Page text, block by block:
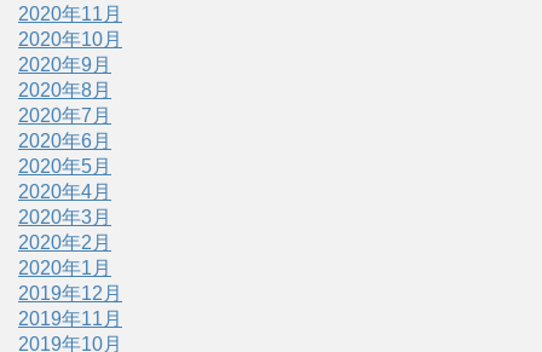
2020年11月
2020年10月
2020年9月
2020年8月
2020年7月
2020年6月
2020年5月
2020年4月
2020年3月
2020年2月
2020年1月
2019年12月
2019年11月
2019年10月